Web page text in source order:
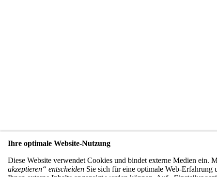
Ihre optimale Website-Nutzung
Diese Website verwendet Cookies und bindet externe Medien
akzeptieren“ entscheiden Sie sich für eine optimale Web-Erfahrung